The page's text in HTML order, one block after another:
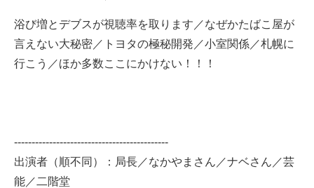
浴び増とデブスが視聴率を取ります／なぜかたばこ屋が
言えない大秘密／トヨタの極秘開発／小室関係／札幌に
行こう／ほか多数ここにかけない！！！
--------------------------------------------
出演者（順不同）：局長／なかやまさん／ナベさん／芸
能／二階堂